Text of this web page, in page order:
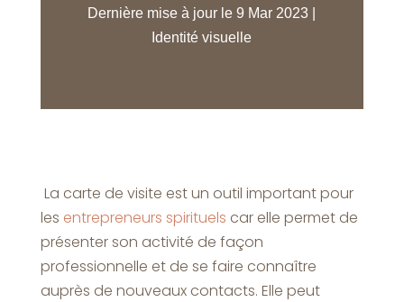
Dernière mise à jour le 9 Mar 2023
Identité visuelle
La carte de visite est un outil important pour
les entrepreneurs spirituels car elle permet de
présenter son activité de façon
professionnelle et de se faire connaître
auprès de nouveaux contacts. Elle peut